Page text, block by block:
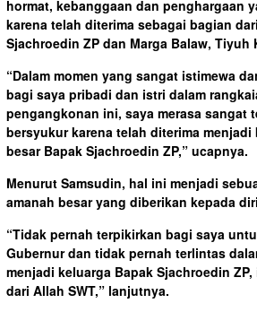
hormat, kebanggaan dan penghargaan
karena telah diterima sebagai bagian
Sjachroedin ZP dan Marga Balaw, Tiyuh
“Dalam momen yang sangat istimewa
bagi saya pribadi dan istri dalam
pengangkonan ini, saya merasa sangat
bersyukur karena telah diterima
besar Bapak Sjachroedin ZP,” ucapnya.
Menurut Samsudin, hal ini menjadi
amanah besar yang diberikan kepada
“Tidak pernah terpikirkan bagi saya
Gubernur dan tidak pernah terlintas
menjadi keluarga Bapak Sjachroedin
dari Allah SWT,” lanjutnya.